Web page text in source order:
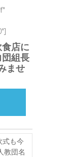
店に
組長
ませ
式も今
教団名